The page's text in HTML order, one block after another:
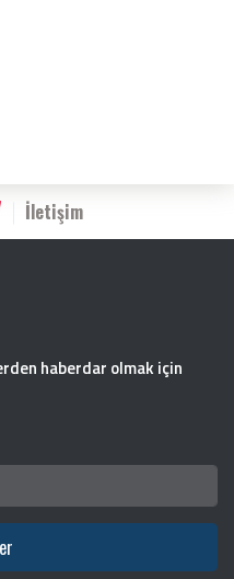
İletişim
haberdar olmak için